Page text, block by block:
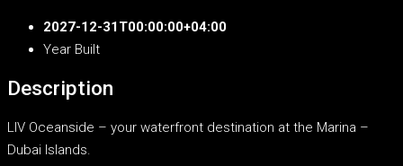
2027-12-31T00:00:00+04:00
Year Built
Description
LIV Oceanside – your waterfront destination at the Marina –
Dubai Islands.